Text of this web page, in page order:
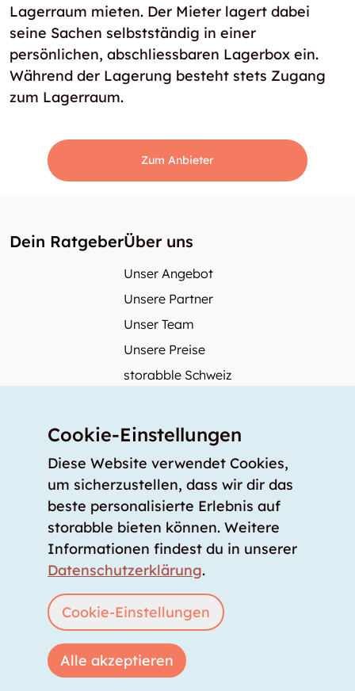
Lagerraum mieten. Der Mieter lagert dabei
seine Sachen selbstständig in einer
persönlichen, abschliessbaren Lagerbox ein.
Während der Lagerung besteht stets Zugang
zum Lagerraum.
Zum Anbieter
Dein RatgeberÜber uns
Unser Angebot
Unsere Partner
Unser Team
Unsere Preise
storabble Schweiz
Mehr über storabble
Medienbeiträge
Wie gross muss ein Lagerraum sein?
Was kostet ein Lagerraum?
Für Lageranbieter
Anmelden Lagerraum inserieren
Copyright © 2026 storabble|Datenschutzerklärung
Cookie-Einstellungen
Diese Website verwendet Cookies,
um sicherzustellen, dass wir dir das
beste personalisierte Erlebnis auf
storabble bieten können. Weitere
Informationen findest du in unserer
Datenschutzerklärung.
Cookie-Einstellungen
Alle akzeptieren